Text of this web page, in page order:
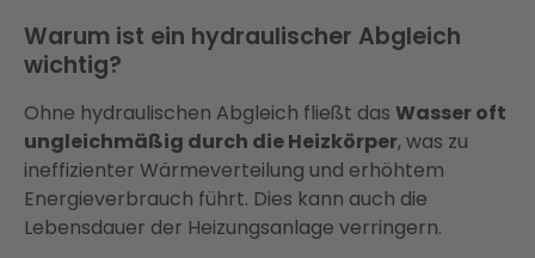
Warum ist ein hydraulischer Abgleich
wichtig?
Ohne hydraulischen Abgleich fließt das Wasser oft
ungleichmäßig durch die Heizkörper, was zu
ineffizienter Wärmeverteilung und erhöhtem
Energieverbrauch führt. Dies kann auch die
Lebensdauer der Heizungsanlage verringern.